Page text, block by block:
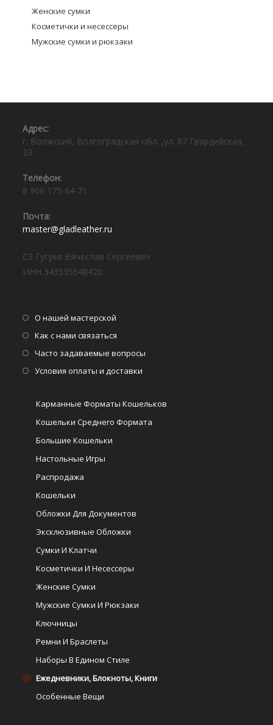
Женские сумки
Косметички и несессеры
Мужские сумки и рюкзаки
Адрес:⠀
г. Волжский, Волгоградская обл. ,ул. 87 Гвардейская,
23
Телефон:⠀
8 906 175-64-71
Почта:⠀
master@gladleather.ru
приложении
СЗ Гугуев Вячеслав Сергеевич
ИНН 343535548420
О нашей мастерской
в
Как с нами связаться
в
Часто задаваемые вопросы
Условия оплаты и доставки
новой
Карманные Форматы Кошельков
Кошельки Среднего Формата
Большие Кошельки
Настольные Игры
Распродажа
Кошельки
Обложки Для Документов
Эксклюзивные Обложки
Сумки И Клатчи
Косметички И Несессеры
Женские Сумки
Мужские Сумки И Рюкзаки
Ключницы
Ремни И Браслеты
Наборы В Едином Стиле
Ежедневники, Блокноты, Книги
Особенные Вещи